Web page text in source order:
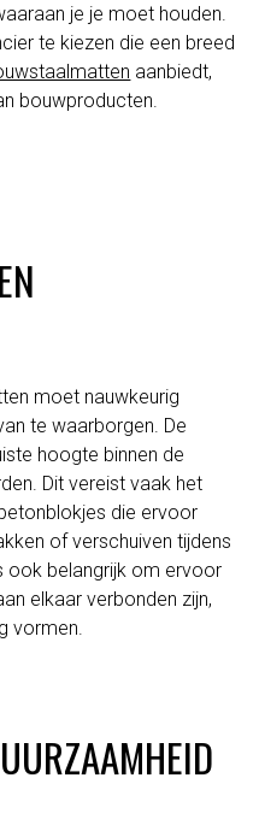
je je moet houden.
te kiezen die een breed
aanbiedt,
bouwproducten.
moet nauwkeurig
te waarborgen. De
hoogte binnen de
Dit vereist vaak het
die ervoor
of verschuiven tijdens
ook belangrijk om ervoor
elkaar verbonden zijn,
vormen.